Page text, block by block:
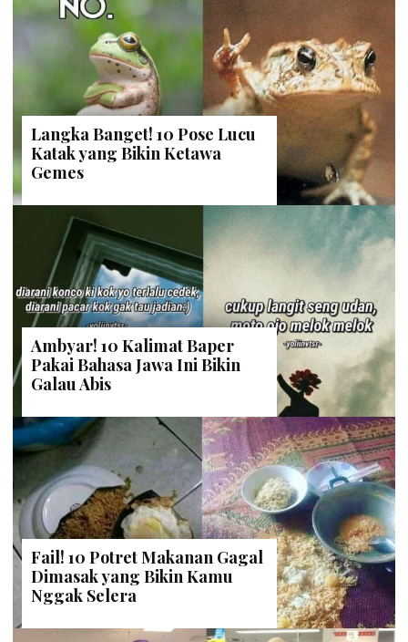
Langka Banget! 10 Pose Lucu
Katak yang Bikin Ketawa
Gemes
Ambyar! 10 Kalimat Baper
Pakai Bahasa Jawa Ini Bikin
Galau Abis
Fail! 10 Potret Makanan Gagal
Dimasak yang Bikin Kamu
Nggak Selera